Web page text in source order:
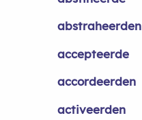
abstraheerden
accepteerde
accordeerden
activeerden